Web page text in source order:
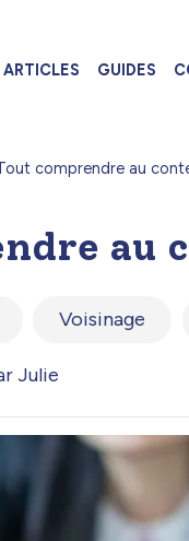
ARTICLES GUIDES
comprendre au
au
Voisinage
Julie